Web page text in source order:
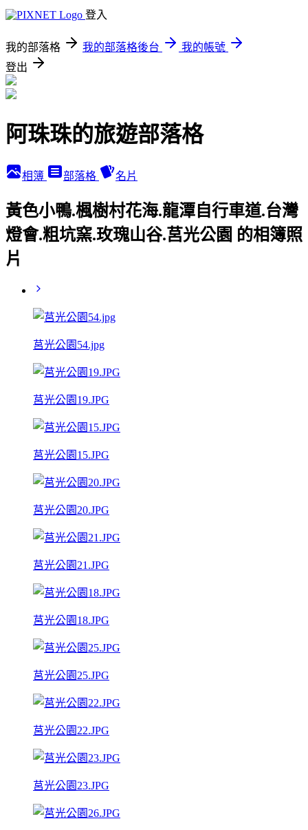
登入
我的部落格 我的部落格後台
我的帳號
登出
阿珠珠的旅遊部落格
相簿 部落格 名片
黃色小鴨.楓樹村花海.龍潭自行車道.台灣
燈會.粗坑窯.玫瑰山谷.莒光公園 的相簿照
片
莒光公園54.jpg
莒光公園19.JPG
莒光公園15.JPG
莒光公園20.JPG
莒光公園21.JPG
莒光公園18.JPG
莒光公園25.JPG
莒光公園22.JPG
莒光公園23.JPG